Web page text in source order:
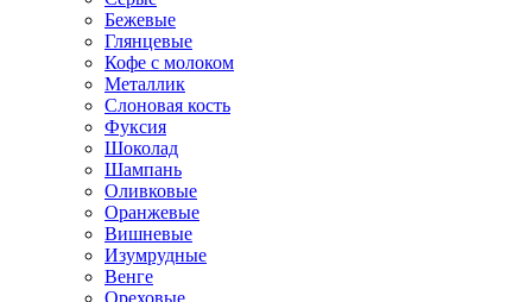
Бежевые
Глянцевые
Кофе с молоком
Металлик
Слоновая кость
Фуксия
Шоколад
Шампань
Оливковые
Оранжевые
Вишневые
Изумрудные
Венге
Ореховые